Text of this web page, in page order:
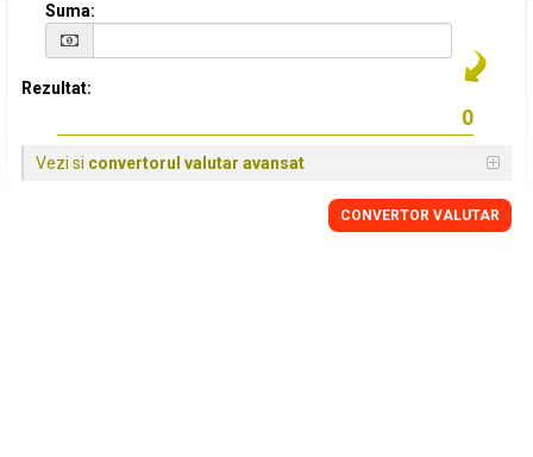
Suma:
Rezultat:
Vezi si convertorul valutar avansat
CONVERTOR VALUTAR